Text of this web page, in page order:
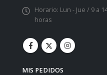
Horario: Lun - Jue / 9 a
horas
MIS PEDIDOS